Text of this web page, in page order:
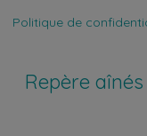
Politique de
Repère